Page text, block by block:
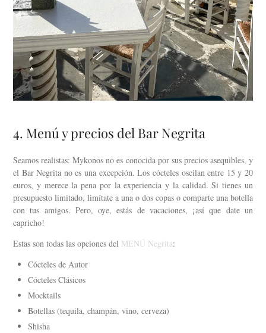
4. Menú y precios del Bar Negrita
Seamos realistas: Mykonos no es conocida por sus precios asequibles, y
el Bar Negrita no es una excepción. Los cócteles oscilan entre 15 y 20
euros, y merece la pena por la experiencia y la calidad. Si tienes un
presupuesto limitado, limítate a una o dos copas o comparte una botella
con tus amigos. Pero, oye, estás de vacaciones, ¡así que date un
capricho!
Estas son todas las opciones del MENÚ Negrita:
Cócteles de Autor
Cócteles Clásicos
Mocktails
Botellas (tequila, champán, vino, cerveza)
Shisha